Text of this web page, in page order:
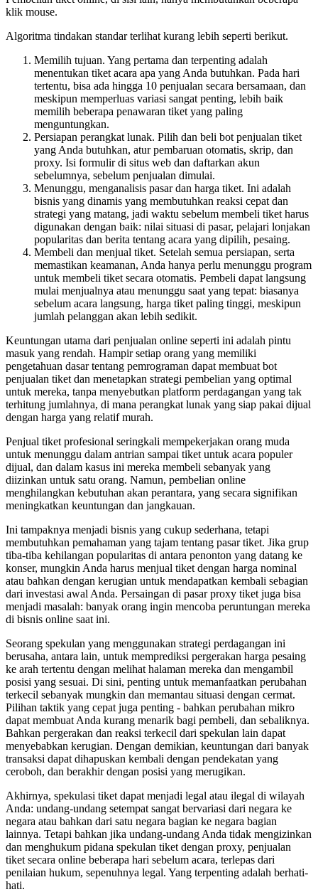
klik mouse.
Algoritma tindakan standar terlihat kurang lebih seperti berikut.
Memilih tujuan. Yang pertama dan terpenting adalah
menentukan tiket acara apa yang Anda butuhkan. Pada hari
tertentu, bisa ada hingga 10 penjualan secara bersamaan, dan
meskipun memperluas variasi sangat penting, lebih baik
memilih beberapa penawaran tiket yang paling
menguntungkan.
Persiapan perangkat lunak. Pilih dan beli bot penjualan tiket
yang Anda butuhkan, atur pembaruan otomatis, skrip, dan
proxy. Isi formulir di situs web dan daftarkan akun
sebelumnya, sebelum penjualan dimulai.
Menunggu, menganalisis pasar dan harga tiket. Ini adalah
bisnis yang dinamis yang membutuhkan reaksi cepat dan
strategi yang matang, jadi waktu sebelum membeli tiket harus
digunakan dengan baik: nilai situasi di pasar, pelajari lonjakan
popularitas dan berita tentang acara yang dipilih, pesaing.
Membeli dan menjual tiket. Setelah semua persiapan, serta
memastikan keamanan, Anda hanya perlu menunggu program
untuk membeli tiket secara otomatis. Pembeli dapat langsung
mulai menjualnya atau menunggu saat yang tepat: biasanya
sebelum acara langsung, harga tiket paling tinggi, meskipun
jumlah pelanggan akan lebih sedikit.
Keuntungan utama dari penjualan online seperti ini adalah pintu
masuk yang rendah. Hampir setiap orang yang memiliki
pengetahuan dasar tentang pemrograman dapat membuat bot
penjualan tiket dan menetapkan strategi pembelian yang optimal
untuk mereka, tanpa menyebutkan platform perdagangan yang tak
terhitung jumlahnya, di mana perangkat lunak yang siap pakai dijual
dengan harga yang relatif murah.
Penjual tiket profesional seringkali mempekerjakan orang muda
untuk menunggu dalam antrian sampai tiket untuk acara populer
dijual, dan dalam kasus ini mereka membeli sebanyak yang
diizinkan untuk satu orang. Namun, pembelian online
menghilangkan kebutuhan akan perantara, yang secara signifikan
meningkatkan keuntungan dan jangkauan.
Ini tampaknya menjadi bisnis yang cukup sederhana, tetapi
membutuhkan pemahaman yang tajam tentang pasar tiket. Jika grup
tiba-tiba kehilangan popularitas di antara penonton yang datang ke
konser, mungkin Anda harus menjual tiket dengan harga nominal
atau bahkan dengan kerugian untuk mendapatkan kembali sebagian
dari investasi awal Anda. Persaingan di pasar proxy tiket juga bisa
menjadi masalah: banyak orang ingin mencoba peruntungan mereka
di bisnis online saat ini.
Seorang spekulan yang menggunakan strategi perdagangan ini
berusaha, antara lain, untuk memprediksi pergerakan harga pesaing
ke arah tertentu dengan melihat halaman mereka dan mengambil
posisi yang sesuai. Di sini, penting untuk memanfaatkan perubahan
terkecil sebanyak mungkin dan memantau situasi dengan cermat.
Pilihan taktik yang cepat juga penting - bahkan perubahan mikro
dapat membuat Anda kurang menarik bagi pembeli, dan sebaliknya.
Bahkan pergerakan dan reaksi terkecil dari spekulan lain dapat
menyebabkan kerugian. Dengan demikian, keuntungan dari banyak
transaksi dapat dihapuskan kembali dengan pendekatan yang
ceroboh, dan berakhir dengan posisi yang merugikan.
Akhirnya, spekulasi tiket dapat menjadi legal atau ilegal di wilayah
Anda: undang-undang setempat sangat bervariasi dari negara ke
negara atau bahkan dari satu negara bagian ke negara bagian
lainnya. Tetapi bahkan jika undang-undang Anda tidak mengizinkan
dan menghukum pidana spekulan tiket dengan proxy, penjualan
tiket secara online beberapa hari sebelum acara, terlepas dari
penilaian hukum, sepenuhnya legal. Yang terpenting adalah berhati-
hati.